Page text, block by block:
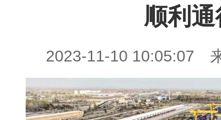
顺利通
2023-11-10 10:05:07